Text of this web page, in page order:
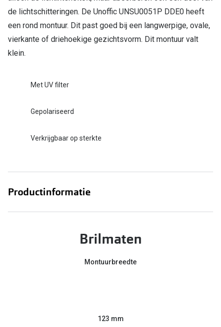
de lichtschitteringen. De Unoffic UNSU0051P DDE0 heeft
een rond montuur. Dit past goed bij een langwerpige, ovale,
vierkante of driehoekige gezichtsvorm. Dit montuur valt
klein.
Met UV filter
Gepolariseerd
Verkrijgbaar op sterkte
Productinformatie
Brilmaten
Montuurbreedte
123 mm